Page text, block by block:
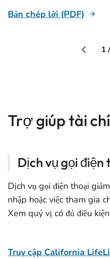
Bản chép lời (PDF)
1 /
Trợ giúp tài
Dịch vụ gọi điện
Dịch vụ gọi điện thoại
nhập hoặc việc tham gia
Xem quý vị có đủ điều
Truy cập California